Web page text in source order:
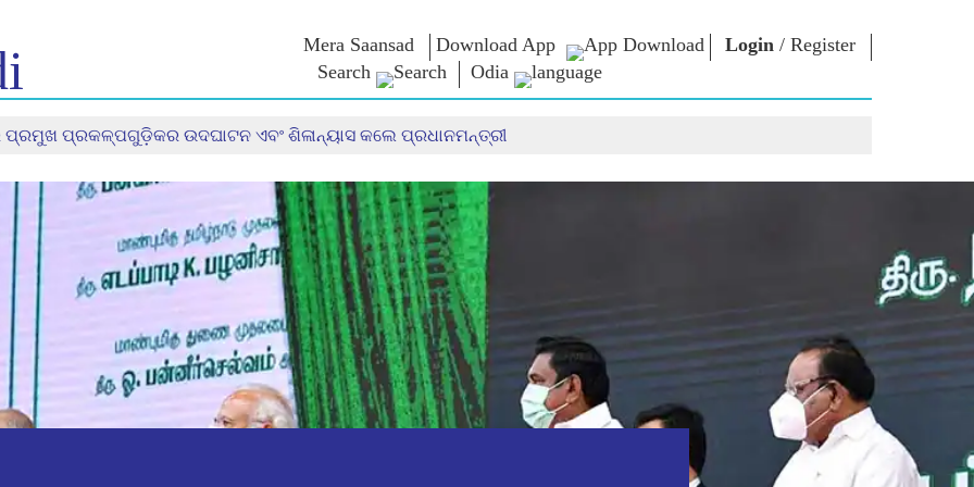
Mera Saansad Download App Login / Register
Search
Odia
ଦେଖନ୍ତୁ
ଶାସନ
ବୈଶ୍ଵିକ ପରିଚୟ
ଅନ୍ତଦୃଷ୍ଟି
ବିଭାଗ
Celebrating
Motherhood
ଆନ୍ତର୍ଜାତୀୟ
Kashi Vikas Yatra
ଏନଏମ ବିଚାର
ଉଦ୍ଧୃତାଂଶ
ଅଭିଭାଷଣ
ଅଭିଭାଷଣର
ମୂଳପାଠ
ସାକ୍ଷାତକାର
ବ୍ଳଗ୍ସ
ପ୍ରକଳ୍ପଗୁଡ଼ିକର ଉଦଘାଟନ ଏବଂ ଶିଳାନ୍ୟାସ କଲେ ପ୍ରଧାନମନ୍ତ୍ରୀ